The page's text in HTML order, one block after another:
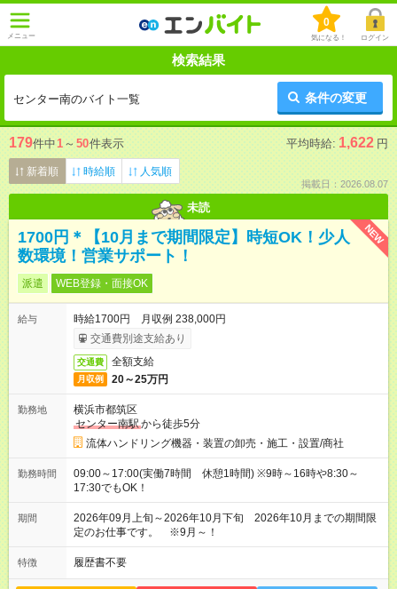
メニュー
0
気になる！ ログイン
検索結果
センター南のバイト一覧 条件の変更
179件中1 ～ 50件表示 平均時給: 1,622 円
新着順 時給順 人気順
掲載日：2026.08.07
未読
NEW
1700円＊【10月まで期間限定】時短OK！少人
数環境！営業サポート！
派遣 WEB登録・面接OK
給与
時給1700円 月収例 238,000円
交通費別途支給あり
交通費 全額支給
月収例 20～25万円
勤務地
横浜市都筑区
センター南駅から徒歩5分
流体ハンドリング機器・装置の卸売・施工・設置/商社
勤務時間
09:00～17:00(実働7時間 休憩1時間) ※9時～16時や8:30～
17:30でもOK！
期間
2026年09月上旬～2026年10月下旬 2026年10月までの期間限
定のお仕事です。 ※9月～！
特徴 履歴書不要